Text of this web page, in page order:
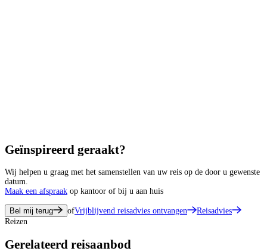
Geïnspireerd geraakt?
Wij helpen u graag met het samenstellen van uw reis op de door u gewenste
datum.
Maak een afspraak op kantoor of bij u aan huis
Bel mij terug ofVrijblijvend reisadvies ontvangen
Reisadvies
Reizen
Gerelateerd reisaanbod